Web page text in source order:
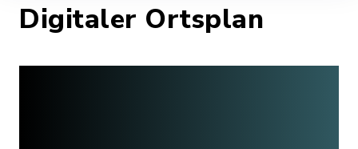
Digitaler Ortsplan